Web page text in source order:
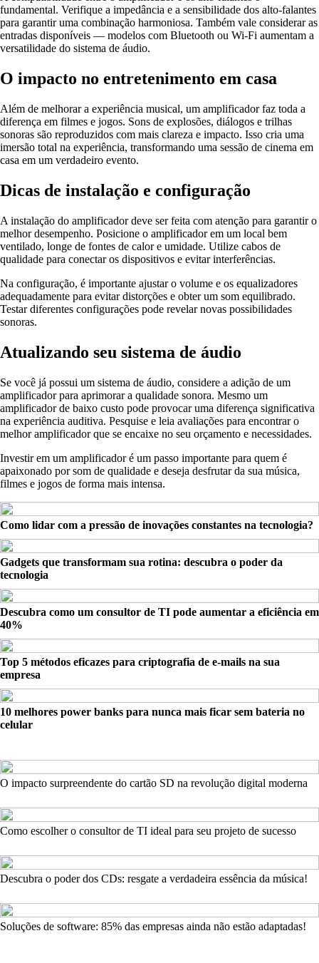
fundamental. Verifique a impedância e a sensibilidade dos alto-falantes
para garantir uma combinação harmoniosa. Também vale considerar as
entradas disponíveis — modelos com Bluetooth ou Wi-Fi aumentam a
versatilidade do sistema de áudio.
O impacto no entretenimento em casa
Além de melhorar a experiência musical, um amplificador faz toda a
diferença em filmes e jogos. Sons de explosões, diálogos e trilhas
sonoras são reproduzidos com mais clareza e impacto. Isso cria uma
imersão total na experiência, transformando uma sessão de cinema em
casa em um verdadeiro evento.
Dicas de instalação e configuração
A instalação do amplificador deve ser feita com atenção para garantir o
melhor desempenho. Posicione o amplificador em um local bem
ventilado, longe de fontes de calor e umidade. Utilize cabos de
qualidade para conectar os dispositivos e evitar interferências.
Na configuração, é importante ajustar o volume e os equalizadores
adequadamente para evitar distorções e obter um som equilibrado.
Testar diferentes configurações pode revelar novas possibilidades
sonoras.
Atualizando seu sistema de áudio
Se você já possui um sistema de áudio, considere a adição de um
amplificador para aprimorar a qualidade sonora. Mesmo um
amplificador de baixo custo pode provocar uma diferença significativa
na experiência auditiva. Pesquise e leia avaliações para encontrar o
melhor amplificador que se encaixe no seu orçamento e necessidades.
Investir em um amplificador é um passo importante para quem é
apaixonado por som de qualidade e deseja desfrutar da sua música,
filmes e jogos de forma mais intensa.
Como lidar com a pressão de inovações constantes na tecnologia?
Gadgets que transformam sua rotina: descubra o poder da
tecnologia
Descubra como um consultor de TI pode aumentar a eficiência em
40%
Top 5 métodos eficazes para criptografia de e-mails na sua
empresa
10 melhores power banks para nunca mais ficar sem bateria no
celular
O impacto surpreendente do cartão SD na revolução digital moderna
Como escolher o consultor de TI ideal para seu projeto de sucesso
Descubra o poder dos CDs: resgate a verdadeira essência da música!
Soluções de software: 85% das empresas ainda não estão adaptadas!